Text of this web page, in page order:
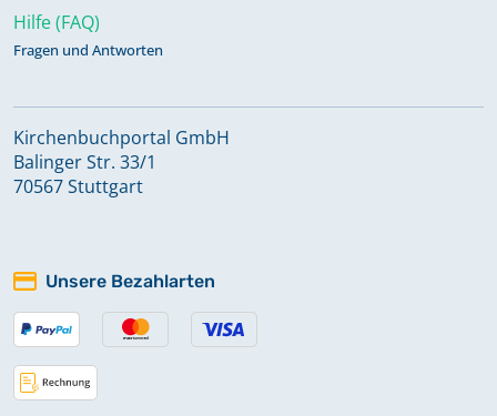
Hilfe (FAQ)
Fragen und Antworten
Kirchenbuchportal GmbH
Balinger Str. 33/1
70567 Stuttgart
Unsere Bezahlarten